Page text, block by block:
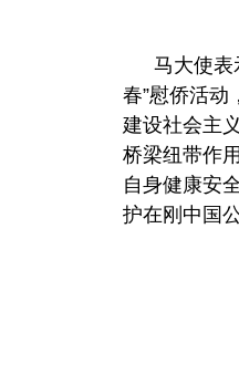
马大使表
春”慰侨活
建设社会主
桥梁纽带作
自身健康安
护在刚中国